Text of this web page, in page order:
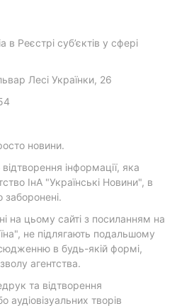
в Реєстрі суб’єктів у сфері
Лесі Українки, 26
новини.
інформації, яка
ІнА "Українські Новини", в
на цьому сайті з посиланням на
не підлягають подальшому
в будь-якій формі,
агентства.
та відтворення
аудіовізуальних творів